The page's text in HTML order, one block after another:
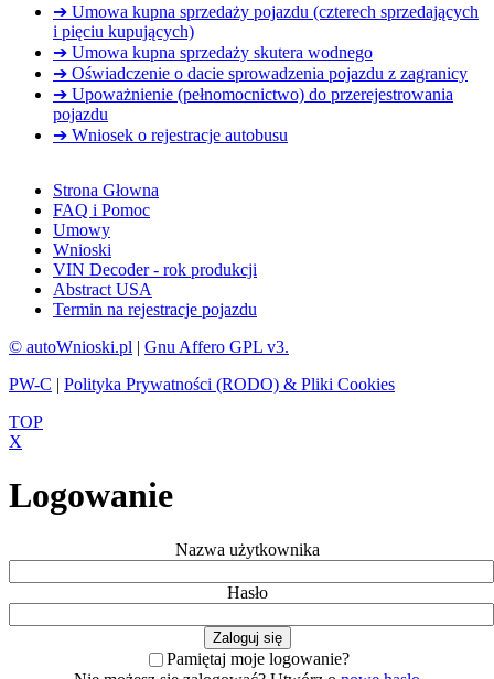
➔ Umowa kupna sprzedaży pojazdu (czterech sprzedających
i pięciu kupujących)
➔ Umowa kupna sprzedaży skutera wodnego
➔ Oświadczenie o dacie sprowadzenia pojazdu z zagranicy
➔ Upoważnienie (pełnomocnictwo) do przerejestrowania
pojazdu
➔ Wniosek o rejestracje autobusu
Strona Głowna
FAQ i Pomoc
Umowy
Wnioski
VIN Decoder - rok produkcji
Abstract USA
Termin na rejestracje pojazdu
© autoWnioski.pl | Gnu Affero GPL v3.
PW-C | Polityka Prywatności (RODO) & Pliki Cookies
TOP
X
Logowanie
Nazwa użytkownika
Hasło
Pamiętaj moje logowanie?